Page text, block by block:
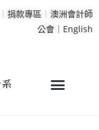
｜ 捐款專區 ｜ 澳洲會計師
公會｜ English